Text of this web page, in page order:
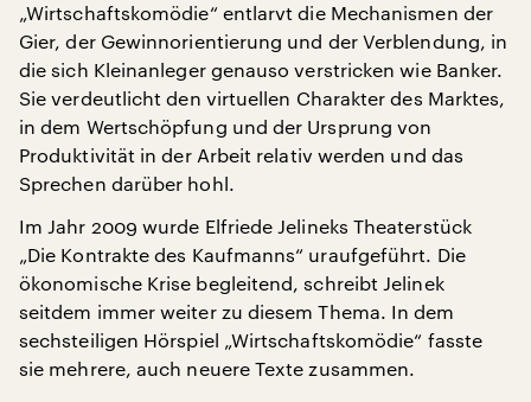
„Wirtschaftskomödie“ entlarvt die Mechanismen der
Gier, der Gewinnorientierung und der Verblendung, in
die sich Kleinanleger genauso verstricken wie Banker.
Sie verdeutlicht den virtuellen Charakter des Marktes,
in dem Wertschöpfung und der Ursprung von
Produktivität in der Arbeit relativ werden und das
Sprechen darüber hohl.
Im Jahr 2009 wurde Elfriede Jelineks Theaterstück
„Die Kontrakte des Kaufmanns“ uraufgeführt. Die
ökonomische Krise begleitend, schreibt Jelinek
seitdem immer weiter zu diesem Thema. In dem
sechsteiligen Hörspiel „Wirtschaftskomödie“ fasste
sie mehrere, auch neuere Texte zusammen.